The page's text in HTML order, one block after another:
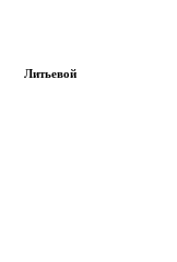
Литьевой